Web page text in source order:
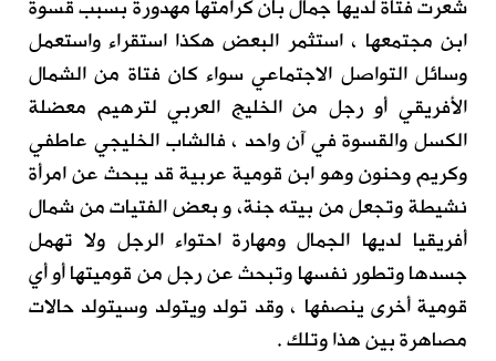
شعرت فتاة لديها جمال بأن كرامتها مهدورة بسبب قسوة
ابن مجتمعها ، استثمر البعض هكذا استقراء واستعمل
وسائل التواصل الاجتماعي سواء كان فتاة من الشمال
الأفريقي أو رجل من الخليج العربي لترهيم معضلة
الكسل والقسوة في آن واحد ، فالشاب الخليجي عاطفي
وكريم وحنون وهو ابن قومية عربية قد يبحث عن امرأة
نشيطة وتجعل من بيته جنة، و بعض الفتيات من شمال
أفريقيا لديها الجمال ومهارة احتواء الرجل ولا تهمل
جسدها وتطور نفسها وتبحث عن رجل من قوميتها أو أي
قومية أخرى ينصفها ، وقد تولد ويتولد وسيتولد حالات
مصاهرة بين هذا وتلك .